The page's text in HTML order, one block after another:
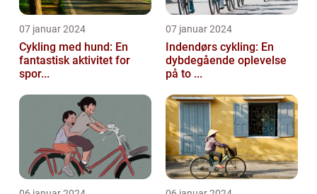
07 januar 2024
Cykling med hund: En
fantastisk aktivitet for
spor...
07 januar 2024
Indendørs cykling: En
dybdegående oplevelse
på to ...